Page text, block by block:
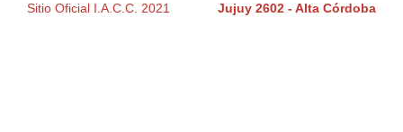
Sitio Oficial I.A.C.C. 2021 Jujuy 2602 - Alta Córdoba